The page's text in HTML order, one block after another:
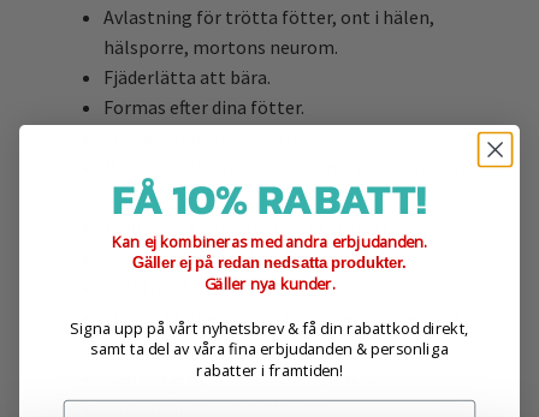
Avlastning för trötta fötter, ont i hälen,
hälsporre, mortons neurom.
Fjäderlätta att bära.
Formas efter dina fötter.
Material: EVA-skumblandning, ger stöd och är
slitstark.
Ventilationshål på insidan av bandet.
Stilrena färger som passar även vid besöket
till stan.
Kan bäras utomhus och inomhus.
Vattentåliga och tvättbara.
FÅ 10% RABATT!
Kan ej kombineras med andra erbjudanden.
Gäller ej på redan nedsatta produkter.
Gäller nya kunder.
Signa upp på vårt nyhetsbrev & få din rabattkod direkt,
samt ta del av våra fina erbjudanden & personliga
rabatter i framtiden!